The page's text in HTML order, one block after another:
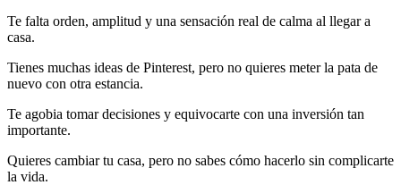
Te falta orden, amplitud y una sensación real de calma al llegar a
casa.
Tienes muchas ideas de Pinterest, pero no quieres meter la pata de
nuevo con otra estancia.
Te agobia tomar decisiones y equivocarte con una inversión tan
importante.
Quieres cambiar tu casa, pero no sabes cómo hacerlo sin complicarte
la vida.